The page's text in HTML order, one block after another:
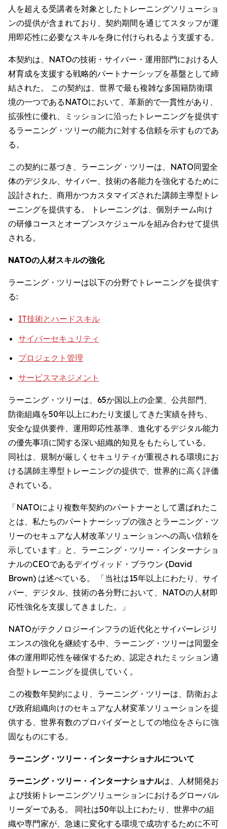
人を超える受講者を対象としたトレーニングソリューショ
ンの提供が含まれており、契約期間を通じてスタッフが運
用即応性に必要なスキルを身に付けられるよう支援する。
本契約は、NATOの技術・サイバー・運用部門における人
材育成を支援する戦略的パートナーシップを基盤として締
結された。 この契約は、世界で最も複雑な多国籍防衛環
境の一つであるNATOにおいて、革新的で一貫性があり、
拡張性に優れ、ミッションに沿ったトレーニングを提供す
るラーニング・ツリーの能力に対する信頼を示すものであ
る。
この契約に基づき、ラーニング・ツリーは、NATO同盟全
体のデジタル、サイバー、技術の各能力を強化するために
設計された、商用かつカスタマイズされた講師主導型トレ
ーニングを提供する。 トレーニングは、個別チーム向け
の研修コースとオープンスケジュールを組み合わせて提供
される。
NATOの人材スキルの強化
ラーニング・ツリーは以下の分野でトレーニングを提供す
る:
IT技術とハードスキル
サイバーセキュリティ
プロジェクト管理
サービスマネジメント
ラーニング・ツリーは、65か国以上の企業、公共部門、
防衛組織を50年以上にわたり支援してきた実績を持ち、
安全な提供要件、運用即応性基準、進化するデジタル能力
の優先事項に関する深い組織的知見をもたらしている。
同社は、規制が厳しくセキュリティが重視される環境にお
ける講師主導型トレーニングの提供で、世界的に高く評価
されている。
「NATOにより複数年契約のパートナーとして選ばれたこ
とは、私たちのパートナーシップの強さとラーニング・ツ
リーのセキュアな人材改革ソリューションへの高い信頼を
示しています」と、ラーニング・ツリー・インターナショ
ナルのCEOであるデイヴィッド・ブラウン (David
Brown) は述べている。 「当社は15年以上にわたり、サイ
バー、デジタル、技術の各分野において、NATOの人材即
応性強化を支援してきました。」
NATOがテクノロジーインフラの近代化とサイバーレジリ
エンスの強化を継続する中、ラーニング・ツリーは同盟全
体の運用即応性を確保するため、認定されたミッション適
合型トレーニングを提供していく。
この複数年契約により、ラーニング・ツリーは、防衛およ
び政府組織向けのセキュアな人材変革ソリューションを提
供する、世界有数のプロバイダーとしての地位をさらに強
固なものにする。
ラーニング・ツリー・インターナショナルについて
ラーニング・ツリー・インターナショナルは、人材開発お
よび技術トレーニングソリューションにおけるグローバル
リーダーである。 同社は50年以上にわたり、世界中の組
織や専門家が、急速に変化する環境で成功するために不可